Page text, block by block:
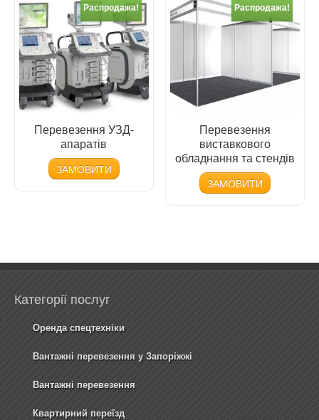
Распродажа!
Перевезення УЗД-
апаратів
ЗАМОВИТИ
Распродажа!
Перевезення
виставкового
обладнання та стендів
ЗАМОВИТИ
Категорії послуг
Оренда спецтехніки
Вантажні перевезення у Запоріжжі
Вантажні перевезення
Квартирний переїзд